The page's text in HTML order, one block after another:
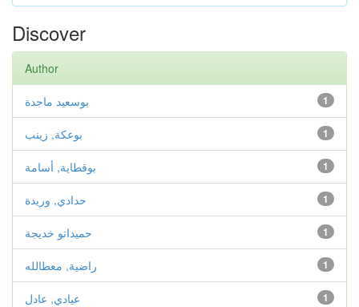
Discover
Author
1 بوسعيد ماجدة
1 بوعكة, زينب
1 بوقطاية, أسامة
1 حدادي, وريدة
1 حميداتو خديجة
1 راضية, معطالله
1 عيادي, عادل